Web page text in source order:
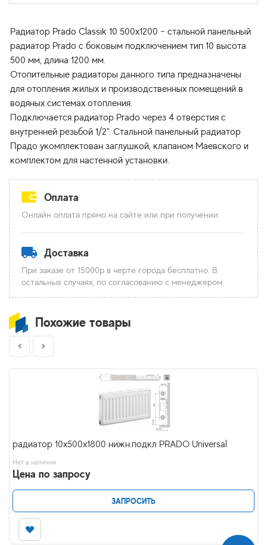
Радиатор Prado Classik 10 500x1200 - cтальной панельный
радиатор Prado с боковым подключением тип 10 высота
500 мм, длина 1200 мм.
Отопительные радиаторы данного типа предназначены
для отопления жилых и производственных помещений в
водяных системах отопления.
Подключается радиатор Prado через 4 отверстия с
внутренней резьбой 1/2". Стальной панельный радиатор
Прадо укомплектован заглушкой, клапаном Маевского и
Оплата
Онлайн оплата прямо на сайте или при получении.
Доставка
При заказе от 15000р в черте города бесплатно. В
остальных случаях, по согласованию с менеджером.
Похожие товары
радиатор 10x500х1800 нижн.подкл PRADO Universal
Нет в наличии
Цена по запросу
ЗАПРОСИТЬ